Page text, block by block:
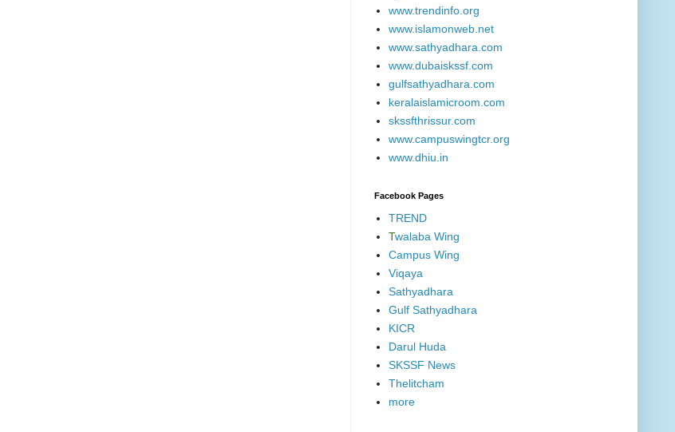
www.trendinfo.org
www.islamonweb.net
www.sathyadhara.com
www.dubaiskssf.com
gulfsathyadhara.com
keralaislamicroom.com
skssfthrissur.com
www.campuswingtcr.org
www.dhiu.in
Facebook Pages
TREND
Twalaba Wing
Campus Wing
Viqaya
Sathyadhara
Gulf Sathyadhara
KICR
Darul Huda
SKSSF News
Thelitcham
more